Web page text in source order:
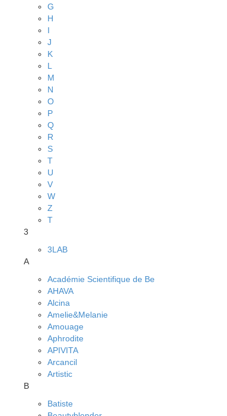
G
H
I
J
K
L
M
N
O
P
Q
R
S
T
U
V
W
Z
Т
3
3LAB
A
Académie Scientifique de Be
AHAVA
Alcina
Amelie&Melanie
Amouage
Aphrodite
APIVITA
Arcancil
Artistic
B
Batiste